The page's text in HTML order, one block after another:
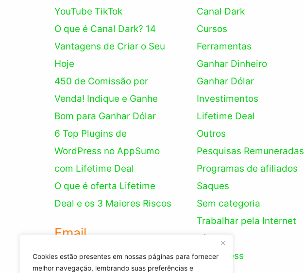
Cookies estão presentes em nossas páginas para fornecer
melhor navegação, lembrando suas preferências e
YouTube TikTok
O que é Canal Dark? 14
Vantagens de Criar o Seu
Hoje
450 de Comissão por
Venda! Indique e Ganhe
Bom para Ganhar Dólar
6 Top Plugins de
WordPress no AppSumo
com Lifetime Deal
O que é oferta Lifetime
Deal e os 3 Maiores Riscos
Email
site@legitimo.net
Canal Dark
Cursos
Ferramentas
Ganhar Dinheiro
Ganhar Dólar
Investimentos
Lifetime Deal
Outros
Pesquisas Remuneradas
Programas de afiliados
Saques
Sem categoria
Trabalhar pela Internet
Vídeo
WordPress